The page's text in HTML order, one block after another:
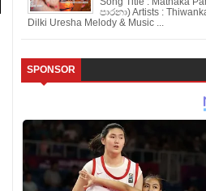
පාරනා) Artists :
Dilki Uresha Melody & Music ...
SPONSOR